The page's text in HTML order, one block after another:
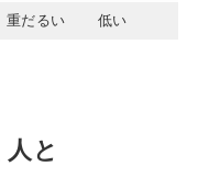
重だるい 低い
と